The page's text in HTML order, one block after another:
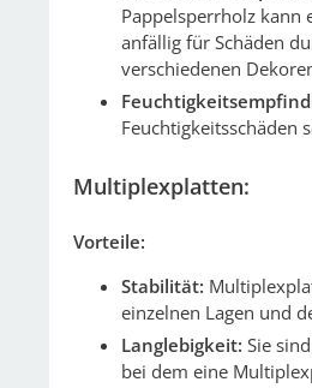
Pappelsperrholz kann
anfällig für Schäden
verschiedenen
Feuchtigkeitsschäden
Multiplexplatten:
Vorteile:
Stabilität:
einzelnen Lagen und
Langlebigkeit: Sie
bei dem eine